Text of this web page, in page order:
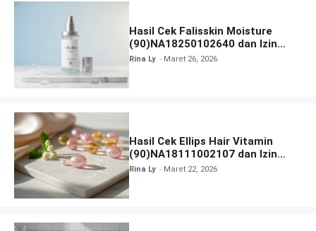
Hasil Cek Falisskin Moisture
(90)NA18250102640 dan Izin
BPOM
Rina Ly Maret 26, 2026
Hasil Cek Ellips Hair Vitamin
(90)NA18111002107 dan Izin
BPOM
Rina Ly Maret 22, 2026